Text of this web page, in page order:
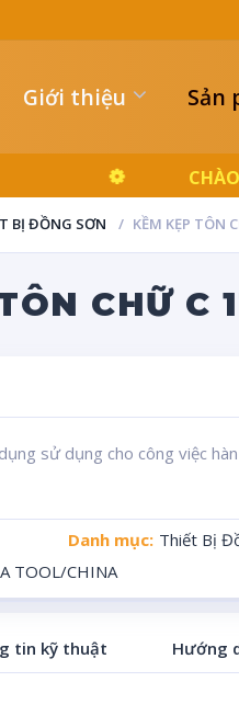
Giới thiệu Sản
BỊ ĐỒNG SƠN KỀM KẸP TÔN
CHỮ C
sử dụng cho công việc
Danh mục: Thiết Bị
TOOL/CHINA
tin kỹ thuật Hướng